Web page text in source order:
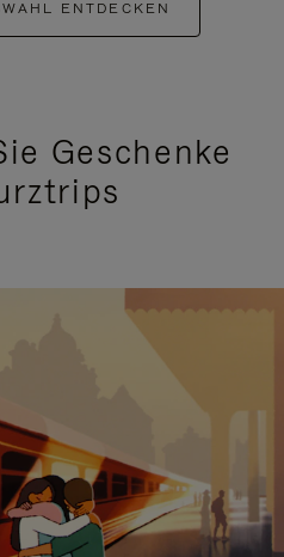
ENTDECKEN
Geschenke